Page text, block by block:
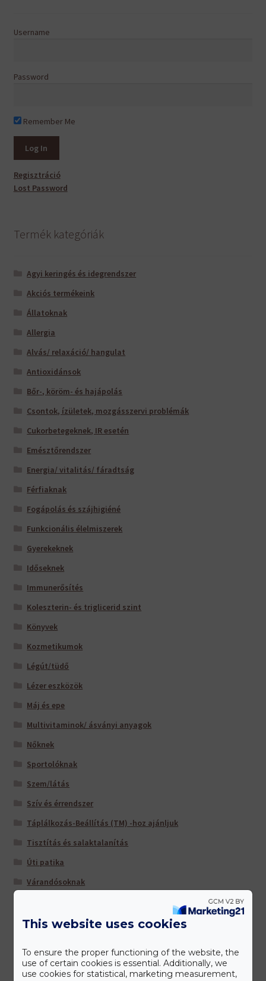
Username
Password
Remember Me
Regisztráció
Lost Password
Termék kategóriák
Agyi keringés és idegrendszer
Akciós termékeink
Állatoknak
Allergia
Alvás/ relaxáció/ hangulat
Antioxidánsok
Bőr-, köröm- és hajápolás
Csontok, ízületek, mozgásszervi problémák
Cukorbetegeknek, IR esetén
Emésztőrendszer
Energia/ vitalitás/ fáradtság
Férfiaknak
Fogápolás és szájhigiéné
Funkcionális élelmiszerek
Gyerekeknek
Időseknek
Immunerősítés
Koleszterin- és triglicerid szint
Könyvek
Kozmetikumok
Légút/tüdő
Lézer eszközök
Máj és epe
Multivitaminok/ ásványi anyagok
Nőknek
Sportolóknak
Szem/látás
Szív és érrendszer
Táplálkozás-Beállítás (TM) -hoz ajánljuk
Tisztítás és salaktalanítás
Úti patika
Várandósoknak
Gyártóink
This website uses cookies
To ensure the proper functioning of the website, the
use of certain cookies is essential. Additionally, we
use cookies for statistical, marketing measurement,